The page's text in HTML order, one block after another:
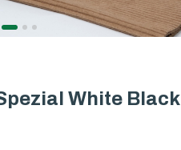
White Black